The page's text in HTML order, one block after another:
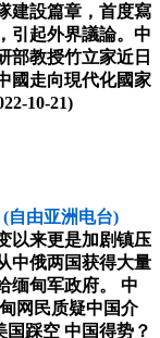
建設篇章，首度寫
引起外界議論。中
部教授竹立家近日
國走向現代化國家
10-21)
(自由亚洲电台)
以来更是加剧镇压
中俄两国获得大量
缅甸军政府。 中
网民质疑中国介
国踩空 中国得势？